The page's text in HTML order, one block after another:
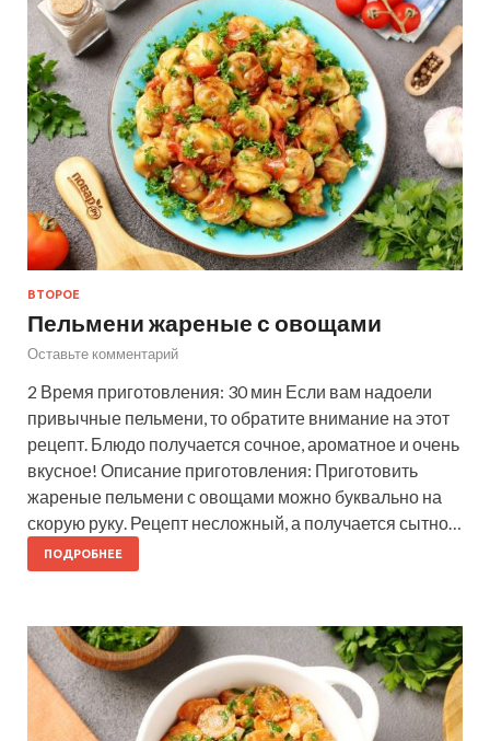
ВТОРОЕ
Пельмени жареные с овощами
Оставьте комментарий
2 Время приготовления: 30 мин Если вам надоели
привычные пельмени, то обратите внимание на этот
рецепт. Блюдо получается сочное, ароматное и очень
вкусное! Описание приготовления: Приготовить
жареные пельмени с овощами можно буквально на
скорую руку. Рецепт несложный, а получается сытно…
ПОДРОБНЕЕ